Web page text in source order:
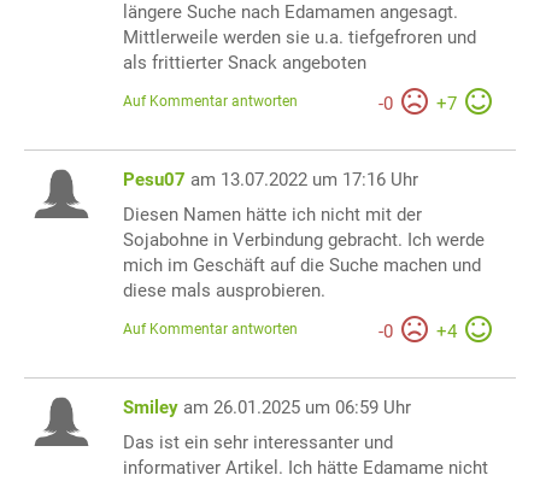
längere Suche nach Edamamen angesagt.
Mittlerweile werden sie u.a. tiefgefroren und
als frittierter Snack angeboten
-0 +7
Auf Kommentar antworten
Pesu07 am 13.07.2022 um 17:16 Uhr
Diesen Namen hätte ich nicht mit der
Sojabohne in Verbindung gebracht. Ich werde
mich im Geschäft auf die Suche machen und
diese mals ausprobieren.
-0 +4
Auf Kommentar antworten
Smiley am 26.01.2025 um 06:59 Uhr
Das ist ein sehr interessanter und
informativer Artikel. Ich hätte Edamame nicht